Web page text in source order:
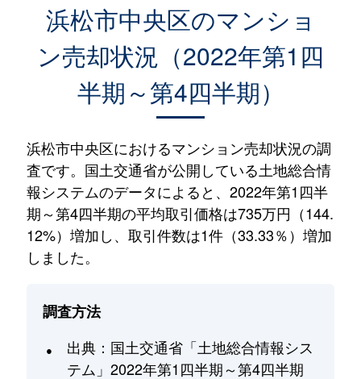
浜松市中央区のマンショ
ン売却状況（2022年第1四
半期～第4四半期）
浜松市中央区におけるマンション売却状況の調
査です。国土交通省が公開している土地総合情
報システムのデータによると、2022年第1四半
期～第4四半期の平均取引価格は735万円（144.
12%）増加し、取引件数は1件（33.33％）増加
しました。
調査方法
出典：国土交通省「土地総合情報シス
テム」2022年第1四半期～第4四半期